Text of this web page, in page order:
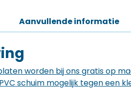
Aanvullende informatie
worden bij ons gratis op
schuim mogelijk tegen een